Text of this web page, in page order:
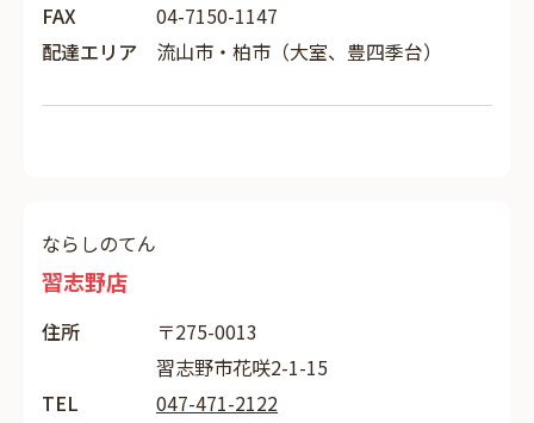
FAX
04-7150-1147
配達エリア
流山市・柏市（大室、豊四季台）
ならしのてん
習志野店
住所
〒275-0013
習志野市花咲2-1-15
TEL
047-471-2122